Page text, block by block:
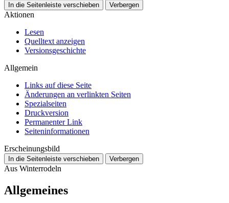
In die Seitenleiste verschieben Verbergen
Aktionen
Lesen
Quelltext anzeigen
Versionsgeschichte
Allgemein
Links auf diese Seite
Änderungen an verlinkten Seiten
Spezialseiten
Druckversion
Permanenter Link
Seiten­­informationen
Erscheinungsbild
In die Seitenleiste verschieben Verbergen
Aus Winterrodeln
Allgemeines